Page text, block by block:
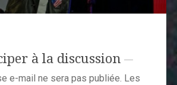
à la discussion
e-mail ne sera pas publiée. Les